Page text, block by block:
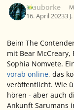
Blauborke
16. April 20233 J.
Beim The
mit Bear McCreary,
Sophia Nomvete.
vorab online, das
veröffentlicht. Wie
hören - aber auch
Ankunft Sarumans